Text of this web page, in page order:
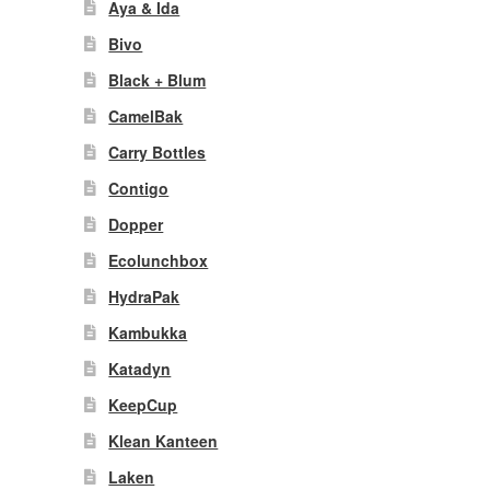
Aya & Ida
Bivo
Black + Blum
CamelBak
Carry Bottles
Contigo
Dopper
Ecolunchbox
HydraPak
Kambukka
Katadyn
KeepCup
Klean Kanteen
Laken